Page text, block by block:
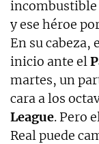
incombustible
y ese héroe
En su cabeza,
inicio ante el
martes, un
cara a los
League. Pero
Real puede